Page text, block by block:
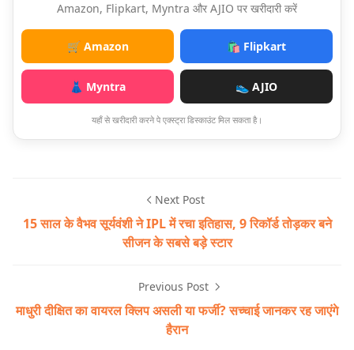
Amazon, Flipkart, Myntra और AJIO पर खरीदारी करें
🛒 Amazon 🛍️ Flipkart
👗 Myntra 👟 AJIO
यहाँ से खरीदारी करने पे एक्स्ट्रा डिस्काउंट मिल सकता है।
Next Post
15 साल के वैभव सूर्यवंशी ने IPL में रचा इतिहास, 9 रिकॉर्ड तोड़कर बने
सीजन के सबसे बड़े स्टार
Previous Post
माधुरी दीक्षित का वायरल क्लिप असली या फर्जी? सच्चाई जानकर रह जाएंगे
हैरान